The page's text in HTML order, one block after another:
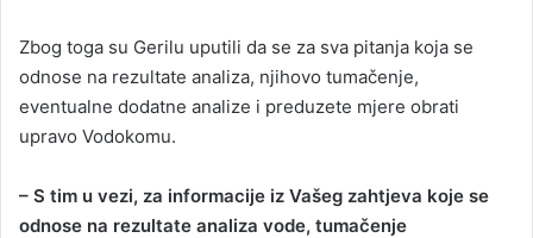
Zbog toga su Gerilu uputili da se za sva pitanja koja se
odnose na rezultate analiza, njihovo tumačenje,
eventualne dodatne analize i preduzete mjere obrati
upravo Vodokomu.
– S tim u vezi, za informacije iz Vašeg zahtjeva koje se
odnose na rezultate analiza vode, tumačenje